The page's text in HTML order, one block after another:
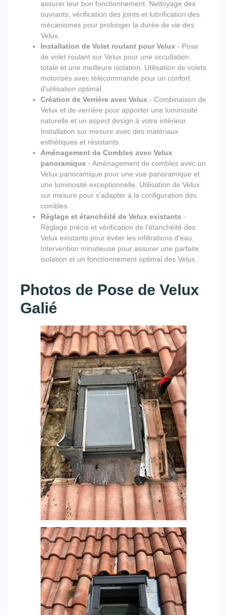
assurer leur bon fonctionnement. Nettoyage des
ouvrants, vérification des joints et lubrification des
mécanismes pour prolonger la durée de vie des
Velux.
Installation de Volet roulant pour Velux - Pose
de volet roulant sur Velux pour une occultation
totale et une meilleure isolation. Utilisation de volets
motorisés avec télécommande pour un confort
d'utilisation optimal.
Création de Verrière avec Velux - Combinaison de
Velux et de verrière pour apporter une luminosité
naturelle et un aspect design à votre intérieur.
Installation sur mesure avec des matériaux
esthétiques et résistants.
Aménagement de Combles avec Velux
panoramique - Aménagement de combles avec un
Velux panoramique pour une vue panoramique et
une luminosité exceptionnelle. Utilisation de Velux
sur mesure pour s'adapter à la configuration des
combles.
Réglage et étanchéité de Velux existants -
Réglage précis et vérification de l'étanchéité des
Velux existants pour éviter les infiltrations d'eau.
Intervention minutieuse pour assurer une parfaite
isolation et un fonctionnement optimal des Velux.
Photos de Pose de Velux
Galié